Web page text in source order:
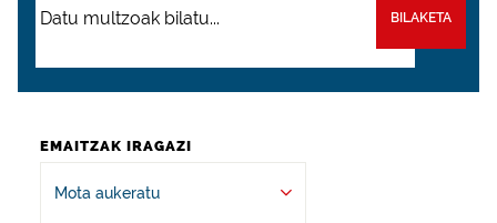
BILAKETA
EMAITZAK IRAGAZI
Mota aukeratu